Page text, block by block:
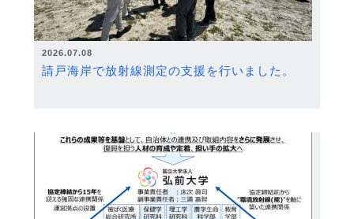
2026.07.08
請戸海岸で放射線測定の支援を行いました。